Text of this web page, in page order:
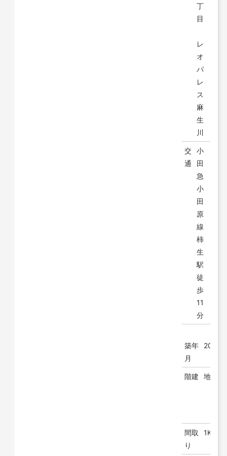
丁
目
レ
オ
パ
レ
ス
麻
生
川
交
通
小
田
急
小
田
原
線
柿
生
駅
徒
歩
11
分
築年
月
2003/
階建 地上 3
間取
り
1K